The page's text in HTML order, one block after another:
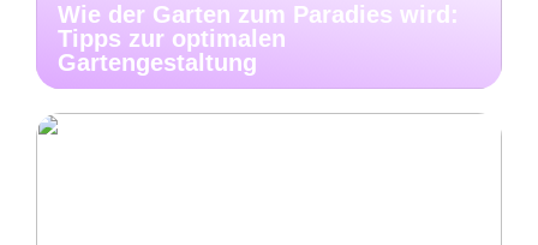
Wie der Garten zum Paradies wird:
Tipps zur optimalen
Gartengestaltung